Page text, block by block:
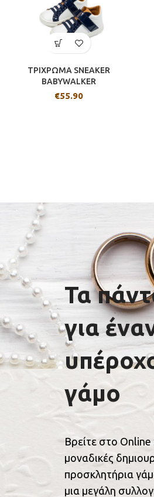
ΤΡΙΧΡΩΜΑ SNEAKER
BABYWALKER
€55.90
Τα
για
γάμο
Βρείτε στο Online
μοναδικές
προσκλητήρια
μια μεγάλη